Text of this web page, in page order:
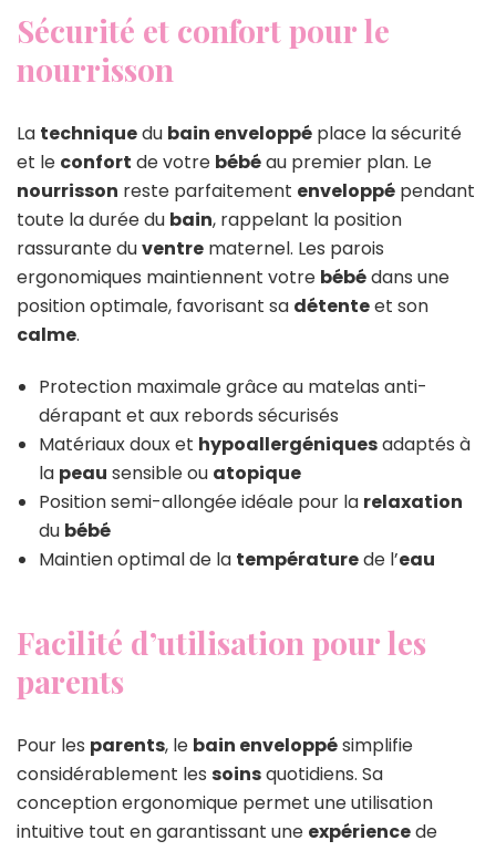
Sécurité et confort pour le
nourrisson
La techniquedu bain enveloppé place la sécurité
et le confort de votre bébéau premier plan. Le
nourrisson reste parfaitement enveloppé pendant
toute la durée du bain, rappelant la position
rassurante duventre maternel. Les parois
ergonomiques maintiennent votre bébédans une
position optimale, favorisant sa détenteet son
calme.
Protection maximale grâce au matelas anti-
dérapant et aux rebords sécurisés
Matériaux doux et hypoallergéniquesadaptés à
la peau sensible ou atopique
Position semi-allongée idéale pour la relaxation
du bébé
Maintien optimal de la températurede l’eau
Facilité d’utilisation pour les
parents
Pour les parents, le bain enveloppésimplifie
considérablement les soinsquotidiens. Sa
conception ergonomique permet une utilisation
intuitive tout en garantissant une expériencede